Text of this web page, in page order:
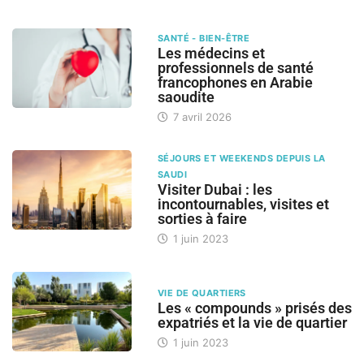
SANTÉ - BIEN-ÊTRE
Les médecins et
professionnels de santé
francophones en Arabie
saoudite
7 avril 2026
SÉJOURS ET WEEKENDS DEPUIS LA
SAUDI
Visiter Dubai : les
incontournables, visites et
sorties à faire
1 juin 2023
VIE DE QUARTIERS
Les « compounds » prisés des
expatriés et la vie de quartier
1 juin 2023